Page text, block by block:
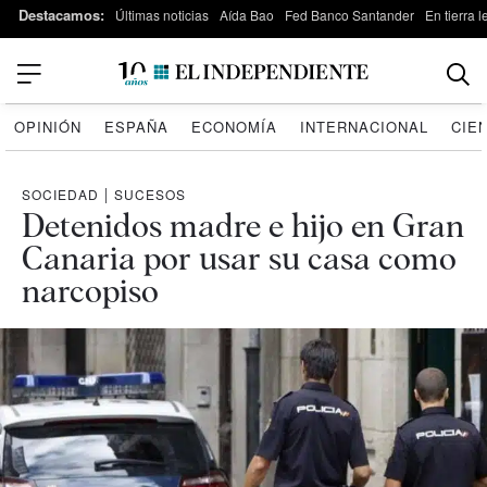
Destacamos: Últimas noticias Aída Bao Fed Banco Santander En tierra
OPINIÓN ESPAÑA ECONOMÍA INTERNACIONAL
SOCIEDAD | SUCESOS
Detenidos madre e hijo en Gran
Canaria por usar su casa como
narcopiso